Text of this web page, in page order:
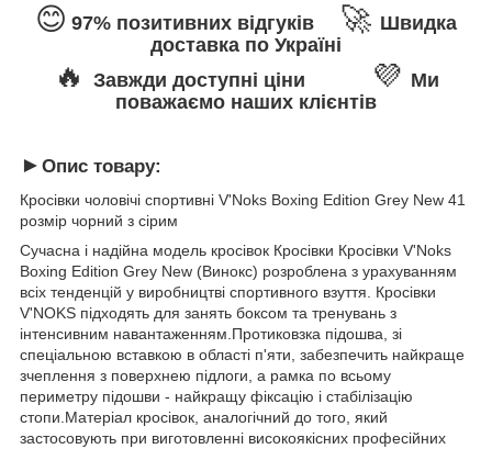
😊 97% позитивних відгуків 🚀 Швидка
доставка по Україні
🔥 Завжди доступні ціни 💜 Ми
поважаємо наших клієнтів
► Опис товару:
Кросівки чоловічі спортивні V'Noks Boxing Edition Grey New 41
розмір чорний з сірим
Сучасна і надійна модель кросівок Кросівки Кросівки V'Noks
Boxing Edition Grey New (Винокс) розроблена з урахуванням
всіх тенденцій у виробництві спортивного взуття. Кросівки
V'NOKS підходять для занять боксом та тренувань з
інтенсивним навантаженням.Протиковзка підошва, зі
спеціальною вставкою в області п'яти, забезпечить найкраще
зчеплення з поверхнею підлоги, а рамка по всьому
периметру підошви - найкращу фіксацію і стабілізацію
стопи.Матеріал кросівок, аналогічний до того, який
застосовують при виготовленні високоякісних професійних